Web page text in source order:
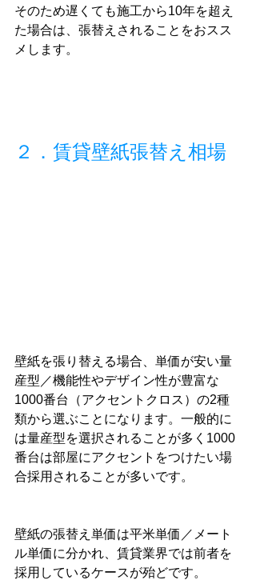
そのため遅くても施工から10年を超え
た場合は、張替えされることをおスス
メします。
２．賃貸壁紙張替え相場
壁紙を張り替える場合、単価が安い量
産型／機能性やデザイン性が豊富な
1000番台（アクセントクロス）の2種
類から選ぶことになります。一般的に
は量産型を選択されることが多く1000
番台は部屋にアクセントをつけたい場
合採用されることが多いです。
壁紙の張替え単価は平米単価／メート
ル単価に分かれ、賃貸業界では前者を
採用しているケースが殆どです。